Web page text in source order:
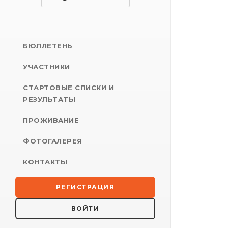
БЮЛЛЕТЕНЬ
УЧАСТНИКИ
СТАРТОВЫЕ СПИСКИ И
РЕЗУЛЬТАТЫ
ПРОЖИВАНИЕ
ФОТОГАЛЕРЕЯ
КОНТАКТЫ
РЕГИСТРАЦИЯ
ВОЙТИ